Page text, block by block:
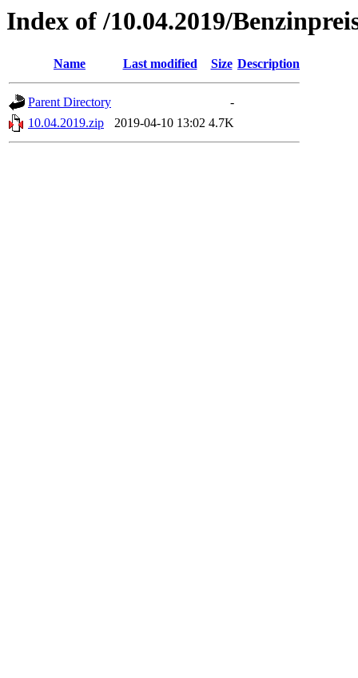
Index of /10.04.2019/
Name Last modified Size Description
Parent Directory
-
10.04.2019.zip
2019-04-10 13:02 4.7K